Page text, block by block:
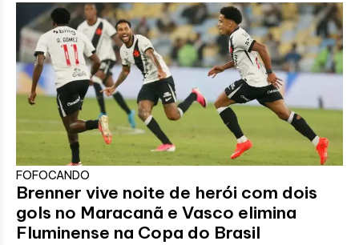
FOFOCANDO
Brenner vive noite de herói com dois
gols no Maracanã e Vasco elimina
Fluminense na Copa do Brasil